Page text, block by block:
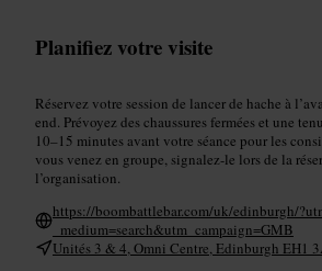
Planifiez votre visite
Réservez votre session de lancer de hache à
end. Prévoyez des chaussures fermées et une
10–15 minutes avant votre séance pour les
vous venez en groupe, signalez-le lors de la
l’organisation.
https://boombattlebar.com/uk/edinburgh/
_medium=search&utm_campaign=GMB
Unités 3 & 4, Omni Centre, Edinburgh EH1